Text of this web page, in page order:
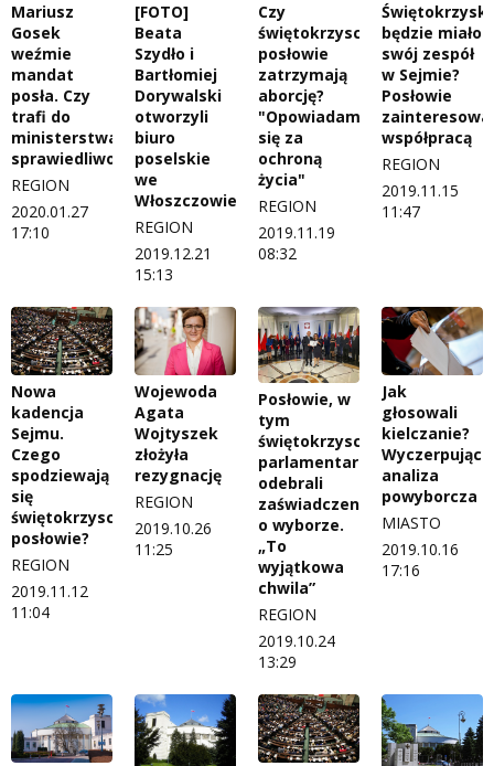
Mariusz
Gosek
weźmie
mandat
posła. Czy
trafi do
ministerstwa
sprawiedliwości?
REGION
2020.01.27
17:10
[FOTO]
Beata
Szydło i
Bartłomiej
Dorywalski
otworzyli
biuro
poselskie
we
Włoszczowie
REGION
2019.12.21
15:13
Czy
świętokrzyscy
posłowie
zatrzymają
aborcję?
"Opowiadamy
się za
ochroną
życia"
REGION
2019.11.19
08:32
będzie miało
swój zespół
w Sejmie?
Posłowie
współpracą
REGION
2019.11.15
11:47
Nowa
kadencja
Sejmu.
Czego
spodziewają
się
świętokrzyscy
posłowie?
REGION
2019.11.12
11:04
Wojewoda
Agata
Wojtyszek
złożyła
rezygnację
REGION
2019.10.26
11:25
Posłowie, w
tym
świętokrzyscy
parlamentarzyści,
odebrali
zaświadczenia
o wyborze.
„To
wyjątkowa
chwila”
REGION
2019.10.24
13:29
Jak
głosowali
kielczanie?
Wyczerpująca
analiza
powyborcza
MIASTO
2019.10.16
17:16